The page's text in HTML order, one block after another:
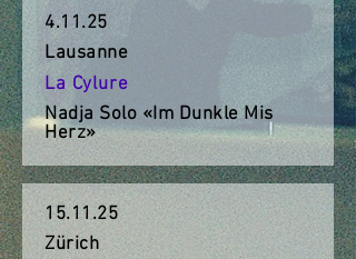
4.11.25
Lausanne
La Cylure
Nadja Solo «Im Dunkle Mis
Herz»
15.11.25
Zürich